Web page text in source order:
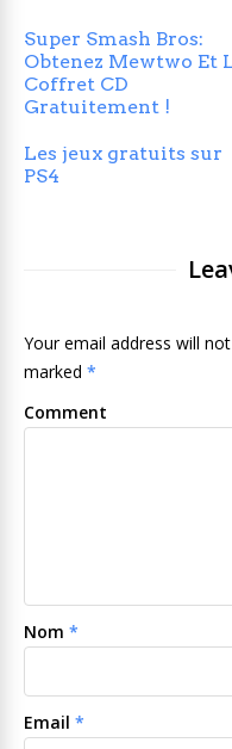
Super Smash Bros:
Obtenez Mewtwo Et
Coffret CD
Gratuitement !
Les jeux gratuits sur
PS4
Your email address will
marked *
Comment
Nom *
Email *